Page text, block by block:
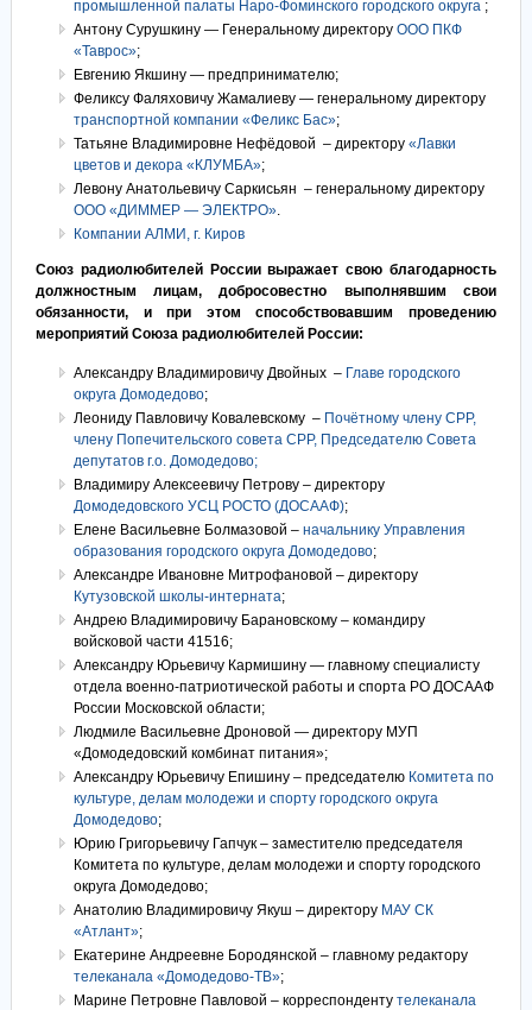
промышленной палаты Наро-Фоминского городского округа;
Антону Сурушкину — Генеральному директору ООО ПКФ
«Таврос»;
Евгению Якшину — предпринимателю;
Феликсу Фаляховичу Жамалиеву — генеральному директору
транспортной компании «Феликс Бас»;
Татьяне Владимировне Нефёдовой – директору «Лавки
цветов и декора «КЛУМБА»;
Левону Анатольевичу Саркисьян – генеральному директору
ООО «ДИММЕР — ЭЛЕКТРО».
Компании АЛМИ, г. Киров
Союз радиолюбителей России выражает свою благодарность
должностным лицам, добросовестно выполнявшим свои
обязанности, и при этом способствовавшим проведению
мероприятий Союза радиолюбителей России:
Александру Владимировичу Двойных – Главе городского
округа Домодедово;
Леониду Павловичу Ковалевскому – Почётному члену СРР,
члену Попечительского совета СРР, Председателю Совета
депутатов г.о. Домодедово;
Владимиру Алексеевичу Петрову – директору
Домодедовского УСЦ РОСТО (ДОСААФ);
Елене Васильевне Болмазовой – начальнику Управления
образования городского округа Домодедово;
Александре Ивановне Митрофановой – директору
Кутузовской школы-интерната;
Андрею Владимировичу Барановскому – командиру
войсковой части 41516;
Александру Юрьевичу Кармишину — главному специалисту
отдела военно-патриотической работы и спорта РО ДОСААФ
России Московской области;
Людмиле Васильевне Дроновой — директору МУП
«Домодедовский комбинат питания»;
Александру Юрьевичу Епишину – председателю Комитета по
культуре, делам молодежи и спорту городского округа
Домодедово;
Юрию Григорьевичу Гапчук – заместителю председателя
Комитета по культуре, делам молодежи и спорту городского
округа Домодедово;
Анатолию Владимировичу Якуш – директору МАУ СК
«Атлант»;
Екатерине Андреевне Бородянской – главному редактору
телеканала «Домодедово-ТВ»;
Марине Петровне Павловой – корреспонденту телеканала